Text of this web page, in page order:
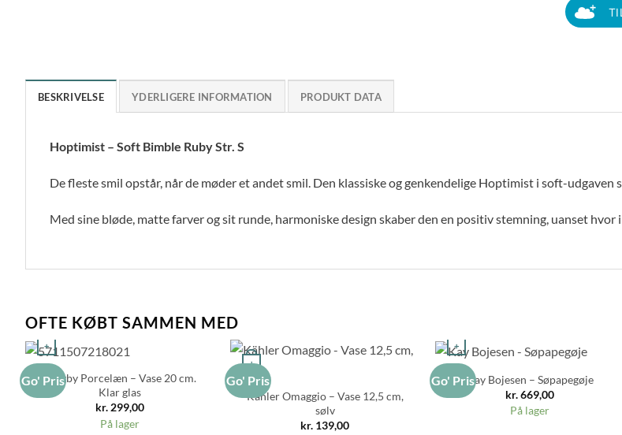
BESKRIVELSE YDERLIGERE INFORMATION PRODUKT DATA
Hoptimist – Soft Bimble Ruby Str. S
De fleste smil opstår, når de møder et andet smil. Den klassiske og genkendelige Hoptimist i soft-
Med sine bløde, matte farver og sit runde, harmoniske design skaber den en positiv stemning, uanset hvor
OFTE KØBT SAMMEN MED
Go' Pris
+
Lyngby Porcelæn – Vase 20 cm.
Klar glas
kr. 299,00
På lager
Go' Pris
+
Kähler Omaggio – Vase 12,5 cm,
sølv
kr. 139,00
Go' Pris
+
Kay Bojesen – Søpapegøje
kr.669,00
På lager